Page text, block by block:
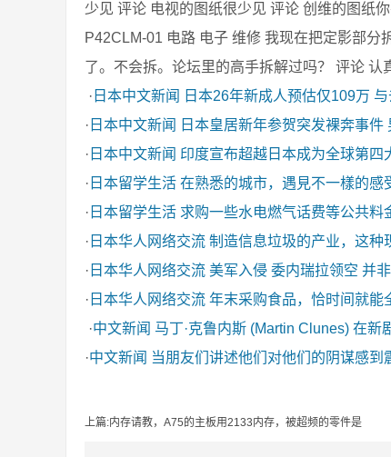
少见 评论 电视的图纸很少见 评论 创维的图纸
P42CLM-01 电路 电子 维修 我现在把定影部
了。不会拆。论坛里的高手拆解过吗？ 评论 认
· 日本中文新闻
日本26年新成人预估仅109万
· 日本中文新闻
日本皇居新年参贺突发裸奔事件
· 日本中文新闻 印度宣布超越日本成为全球第四
· 日本留学生活 在熟悉的城市，遇見不一樣的感
· 日本留学生活 求购一些水电燃气话费等公共料
· 日本华人网络交流 制造信息垃圾的产业，这种
· 日本华人网络交流 美军入侵 委内瑞拉领空 并
· 日本华人网络交流 年末采购食品，恰时间就能
·中文新闻 马丁·克鲁内斯 (Martin Clunes) 在新
·中文新闻 当朋友们讲述他们对他们的阴谋感到
上篇:内存请教，A75的主板用2133内存，被超频的零件是